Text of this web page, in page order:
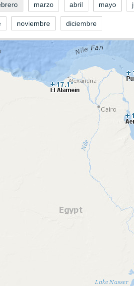
marzo abril mayo
noviembre diciembre